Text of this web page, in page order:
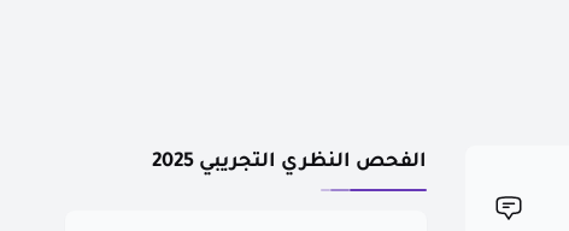
الفحص النظري التجريبي 2025